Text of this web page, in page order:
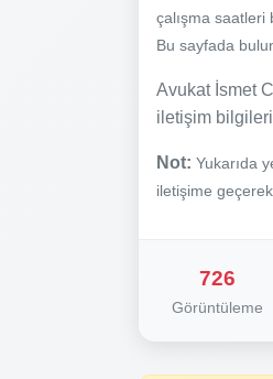
çalışma saatleri
Bu sayfada
Avukat İsmet
iletişim
Not: Yukarıda
iletişime
726
Görüntüleme